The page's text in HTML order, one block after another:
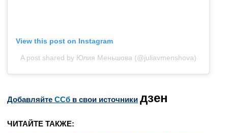
View this post on Instagram
A post shared by Юлия Меньшова (@juliavmenshova)
Добавляйте CСб в свои источники дзен
ЧИТАЙТЕ ТАКЖЕ: